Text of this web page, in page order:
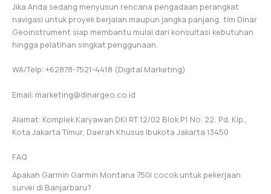
Jika Anda sedang menyusun rencana pengadaan perangkat
navigasi untuk proyek berjalan maupun jangka panjang, tim Dinar
Geoinstrument siap membantu mulai dari konsultasi kebutuhan
hingga pelatihan singkat penggunaan.
WA/Telp: +62878-7521-4418 (Digital Marketing)
Email: marketing@dinargeo.co.id
Alamat: Komplek Karyawan DKI RT 12/02 Blok P1 No. 22, Pd. Klp.,
Kota Jakarta Timur, Daerah Khusus Ibukota Jakarta 13450
FAQ
Apakah Garmin Garmin Montana 750i cocok untuk pekerjaan
survei di Banjarbaru?